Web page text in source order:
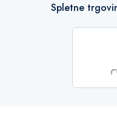
Spletne